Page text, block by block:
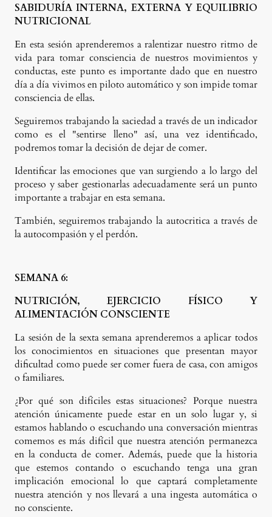
SABIDURÍA INTERNA, EXTERNA Y EQUILIBRIO
NUTRICIONAL
En esta sesión aprenderemos a ralentizar nuestro ritmo de
vida para tomar consciencia de nuestros movimientos y
conductas, este punto es importante dado que en nuestro
día a día vivimos en piloto automático y son impide tomar
consciencia de ellas.
Seguiremos trabajando la saciedad a través de un indicador
como es el "sentirse lleno" así, una vez identificado,
podremos tomar la decisión de dejar de comer.
Identificar las emociones que van surgiendo a lo largo del
proceso y saber gestionarlas adecuadamente será un punto
importante a trabajar en esta semana.
También, seguiremos trabajando la autocritica a través de
la autocompasión y el perdón.
SEMANA 6:
NUTRICIÓN, EJERCICIO FÍSICO Y
ALIMENTACIÓN CONSCIENTE
La sesión de la sexta semana aprenderemos a aplicar todos
los conocimientos en situaciones que presentan mayor
dificultad como puede ser comer fuera de casa, con amigos
o familiares.
¿Por qué son difíciles estas situaciones? Porque nuestra
atención únicamente puede estar en un solo lugar y, si
estamos hablando o escuchando una conversación mientras
comemos es más difícil que nuestra atención permanezca
en la conducta de comer. Además, puede que la historia
que estemos contando o escuchando tenga una gran
implicación emocional lo que captará completamente
nuestra atención y nos llevará a una ingesta automática o
no consciente.